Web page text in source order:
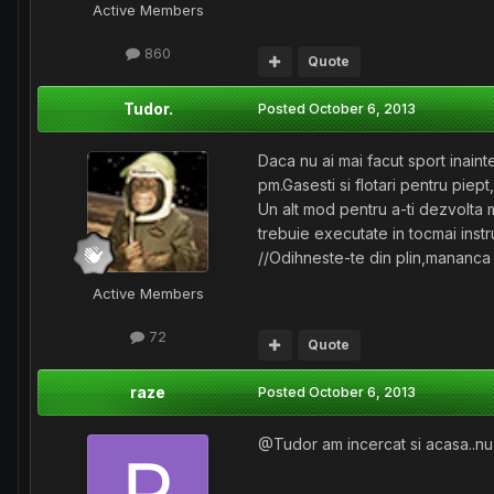
Active Members
860
Quote
Tudor.
Active Members
72
PostedOctober 6, 2013
Daca nu ai mai facut sport
pm.Gasesti si flotari pentru
Un alt mod pentru a-ti dezvolta
trebuie executate in tocmai
//Odihneste-te din
Quote
raze PostedOctober 6, 2013
@Tudor am incercat si